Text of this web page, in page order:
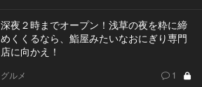
深夜２時までオープン！浅草の夜を粋に締
めくくるなら、鮨屋みたいなおにぎり専門
店に向かえ！
グルメ 1